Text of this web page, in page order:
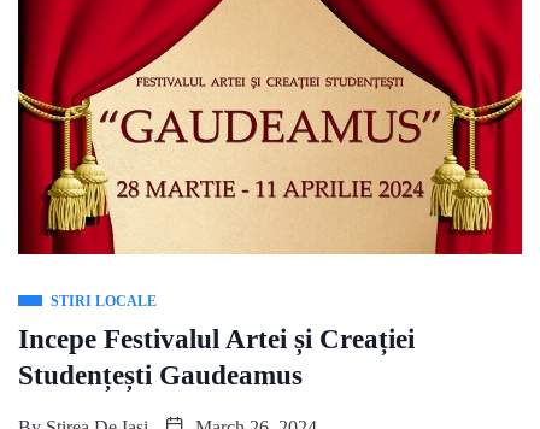
STIRI LOCALE
Incepe Festivalul Artei și Creației
Studențești Gaudeamus